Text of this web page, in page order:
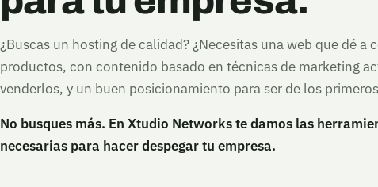
¿Buscas un hosting de calidad? ¿Necesitas una web que dé a
productos, con contenido basado en técnicas de marketing
venderlos, y un buen posicionamiento para ser de los
No busques más. En Xtudio Networks te damos las
necesarias para hacer despegar tu empresa.